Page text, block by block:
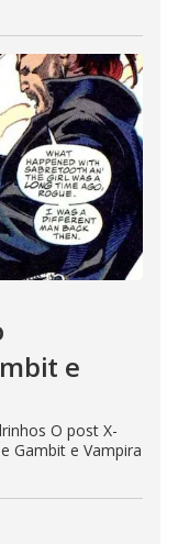
e
O post X-
Gambit e Vampira